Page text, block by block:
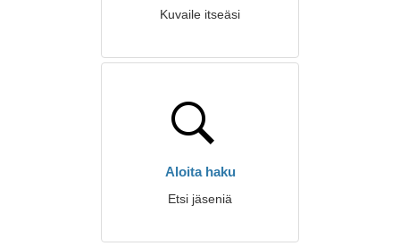
Kuvaile itseäsi
Aloita haku
Etsi jäseniä